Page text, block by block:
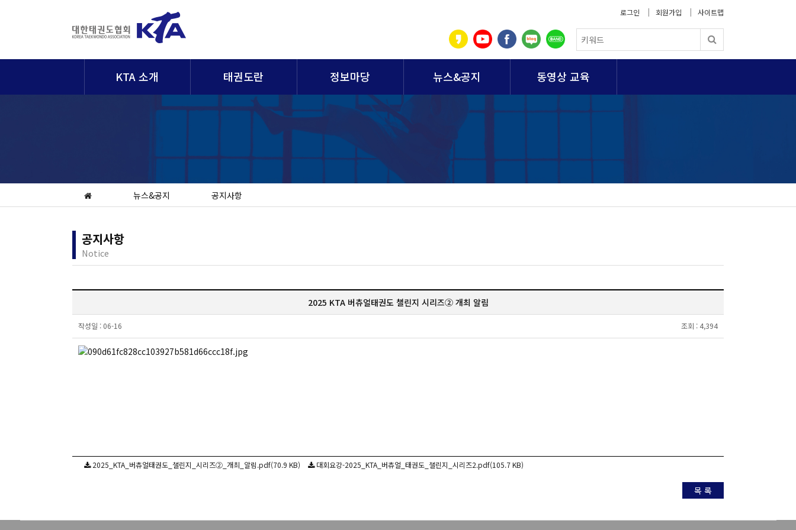
로그인 회원가입 사이트맵
KTA 소개 태권도란 정보마당 뉴스&공지 동영상 교육
뉴스&공지 공지사항
공지사항
Notice
2025 KTA 버츄얼태권도 챌린지 시리즈② 개최 알림
작성일 : 06-16 조회 : 4,394
2025_KTA_버츄얼태권도_챌린지_시리즈②_개최_알림.pdf(70.9 KB) 대회요강-2025_KTA_버츄얼_태권도_챌린지_시리즈2.pdf(105.7 KB)
목 록